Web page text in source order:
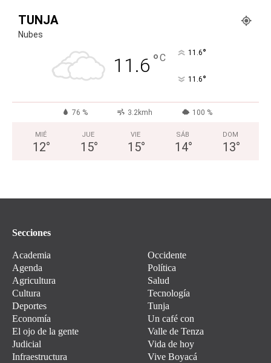
TUNJA
Nubes
11.6 °C 11.6°
11.6°
76 % 3.2kmh 100 %
MIÉ
12°
JUE
15°
VIE
15°
SÁB
14°
DOM
13°
Secciones
Academia
Agenda
Agricultura
Cultura
Deportes
Economía
El ojo de la gente
Judicial
Infraestructura
Occidente
Política
Salud
Tecnología
Tunja
Un café con
Valle de Tenza
Vida de hoy
Vive Boyacá